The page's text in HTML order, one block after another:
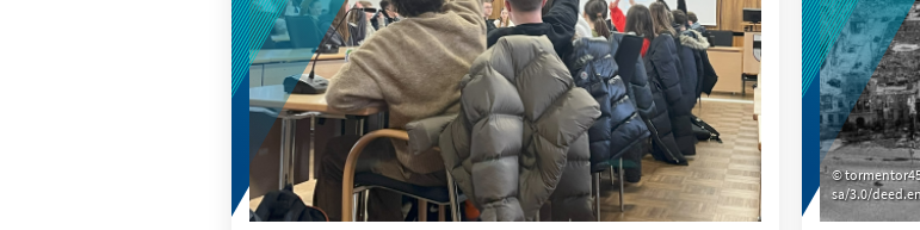
sa/3.0/